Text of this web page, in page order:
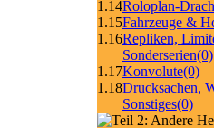
1.14Roloplan-
1.15Fahrzeuge &
1.16Repliken,
Sonderserien(0)
1.17Konvolute(0)
1.18Drucksachen,
Sonstiges(0)